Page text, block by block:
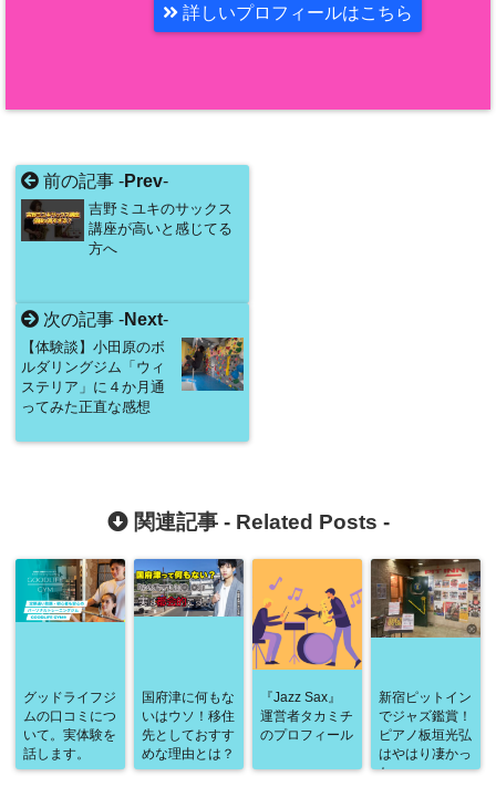
詳しいプロフィールはこちら
前の記事 -Prev-
吉野ミユキのサックス
講座が高いと感じてる
方へ
次の記事 -Next-
【体験談】小田原のボ
ルダリングジム「ウィ
ステリア」に４か月通
ってみた正直な感想
関連記事 - Related Posts -
グッドライフジ
ムの口コミにつ
いて。実体験を
話します。
国府津に何もな
いはウソ！移住
先としておすす
めな理由とは？
『Jazz Sax』
運営者タカミチ
のプロフィール
新宿ピットイン
でジャズ鑑賞！
ピアノ板垣光弘
はやはり凄かっ
た